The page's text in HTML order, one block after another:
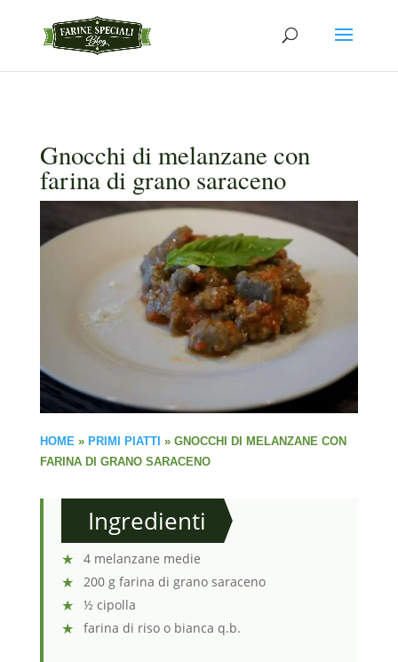
Gnocchi di melanzane con
farina di grano saraceno
HOME » PRIMI PIATTI » GNOCCHI DI MELANZANE CON
FARINA DI GRANO SARACENO
Ingredienti
4 melanzane medie
200 g farina di grano saraceno
½ cipolla
farina di riso o bianca q.b.